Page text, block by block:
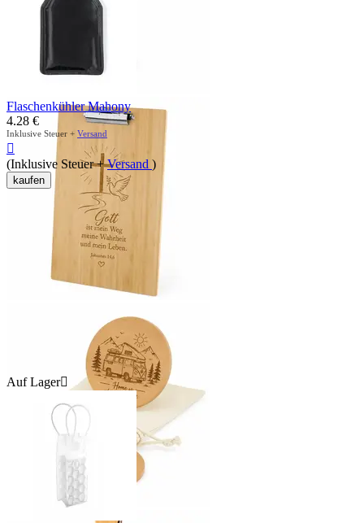
Flaschenkühler Mahony
4.28 €
Inklusive Steuer + Versand

(Inklusive Steuer +Versand )
kaufen
Auf Lager